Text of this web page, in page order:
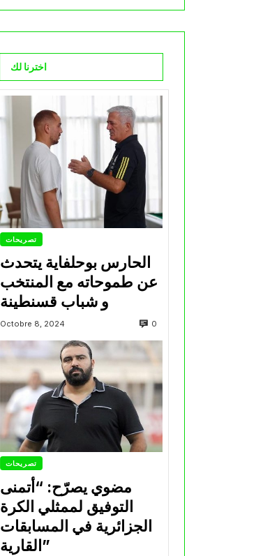
اخترنا لك
تصريحات
الحارس بوحلفاية يتحدث
عن طموحاته مع المنتخب
و شباب قسنطينة
Octobre 8, 2024 0
تصريحات
مضوي يصرّح: “أتمنى
التوفيق لممثلي الكرة
الجزائرية في المسابقات
القارية”